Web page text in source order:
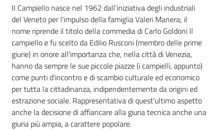
Decentrate
Patto
per
la
lettura
Seguici
su
Il Campiello nasce nel 1962 dall’iniziativa degli industriali
del Veneto per l'impulso della famiglia Valeri Manera; il
nome riprende il titolo della commedia di Carlo Goldoni Il
campiello e fu scelto da Edilio Rusconi (membro delle prime
giurie) in onore all'importanza che, nella città di Venezia,
hanno da sempre le sue piccole piazze (i campielli, appunto)
come punti d'incontro e di scambio culturale ed economico
per tutta la cittadinanza, indipendentemente da origini ed
estrazione sociale. Rappresentativa di quest'ultimo aspetto
anche la decisione di affiancare alla giuria tecnica anche una
giuria più ampia, a carattere popolare.